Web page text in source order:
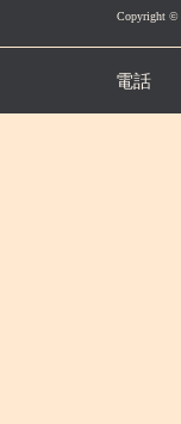
Copyright ©
電話